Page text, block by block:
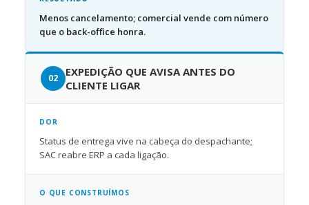
Menos cancelamento; comercial vende com número
que o back-office honra.
EXPEDIÇÃO QUE AVISA ANTES DO
CLIENTE LIGAR
DOR
Status de entrega vive na cabeça do despachante;
SAC reabre ERP a cada ligação.
O QUE CONSTRUÍMOS